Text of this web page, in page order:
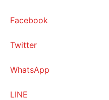
Facebook
Twitter
WhatsApp
LINE